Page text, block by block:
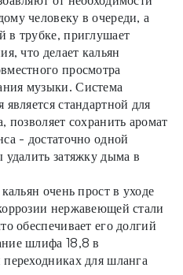
человеку в очереди, а
в трубке, приглушает
что делает кальян
просмотра
музыки. Система
стандартной для
позволяет сохранить аромат
- достаточно одной
затяжку дыма в
очень прост в уходе
нержавеющей стали
обеспечивает его долгий
шлифа 18,8 в
для шланга